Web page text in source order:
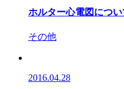
ホルター心電図につい
その他
2016.04.28